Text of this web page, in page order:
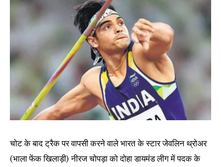
चोट के बाद ट्रैक पर वापसी करने वाले भारत के स्टार जेवलिन थ्रोअर
(भाला फेंक खिलाड़ी) नीरज चोपड़ा को दोहा डायमंड लीग में पदक के